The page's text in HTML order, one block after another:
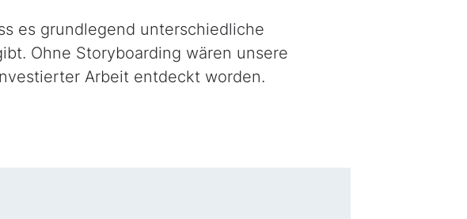
es grundlegend unterschiedliche
Ohne Storyboarding wären unsere
Arbeit entdeckt worden.